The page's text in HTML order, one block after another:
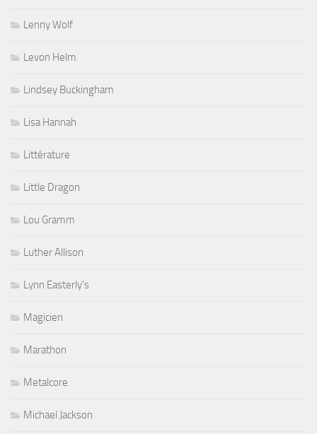
Lenny Wolf
Levon Helm
Lindsey Buckingham
Lisa Hannah
Littérature
Little Dragon
Lou Gramm
Luther Allison
Lynn Easterly's
Magicien
Marathon
Metalcore
Michael Jackson